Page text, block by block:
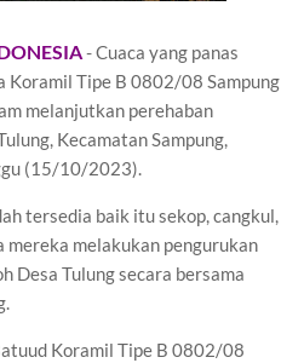
- Cuaca yang panas
Tipe B 0802/08 Sampung
melanjutkan perehaban
Kecamatan Sampung,
(15/10/2023).
tersedia baik itu sekop, cangkul,
mereka melakukan pengurukan
Desa Tulung secara bersama
Koramil Tipe B 0802/08